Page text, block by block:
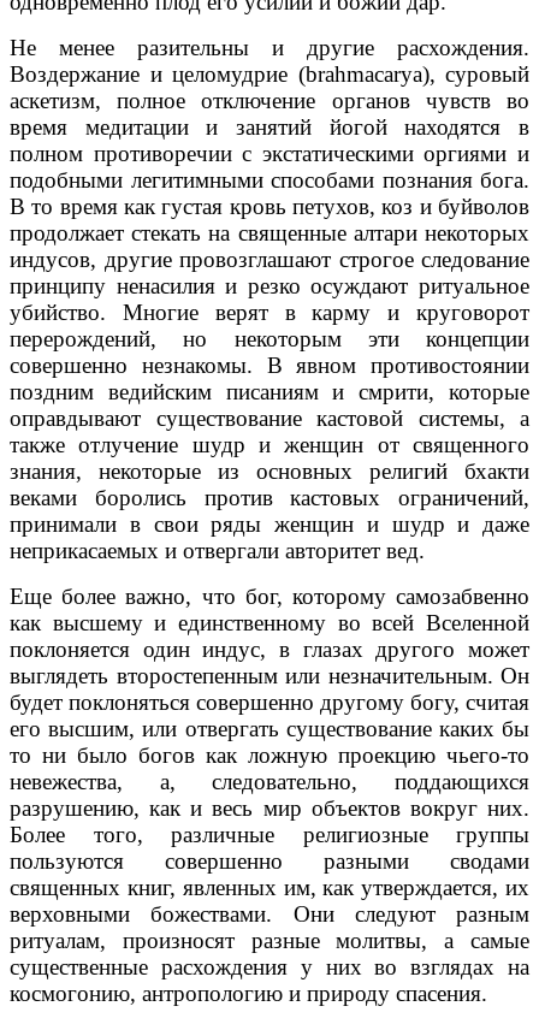
Не менее разительны и другие расхождения.
Воздержание и целомудрие (brahmacarya), суровый
аскетизм, полное отключение органов чувств во
время медитации и занятий йогой находятся в
полном противоречии с экстатическими оргиями и
подобными легитимными способами познания бога.
В то время как густая кровь петухов, коз и буйволов
продолжает стекать на священные алтари некоторых
индусов, другие провозглашают строгое следование
принципу ненасилия и резко осуждают ритуальное
убийство. Многие верят в карму и круговорот
перерождений, но некоторым эти концепции
совершенно незнакомы. В явном противостоянии
поздним ведийским писаниям и смрити, которые
оправдывают существование кастовой системы, а
также отлучение шудр и женщин от священного
знания, некоторые из основных религий бхакти
веками боролись против кастовых ограничений,
принимали в свои ряды женщин и шудр и даже
неприкасаемых и отвергали авторитет вед.
Еще более важно, что бог, которому самозабвенно
как высшему и единственному во всей Вселенной
поклоняется один индус, в глазах другого может
выглядеть второстепенным или незначительным. Он
будет поклоняться совершенно другому богу, считая
его высшим, или отвергать существование каких бы
то ни было богов как ложную проекцию чьего-то
невежества, а, следовательно, поддающихся
разрушению, как и весь мир объектов вокруг них.
Более того, различные религиозные группы
пользуются совершенно разными сводами
священных книг, явленных им, как утверждается, их
верховными божествами. Они следуют разным
ритуалам, произносят разные молитвы, а самые
существенные расхождения у них во взглядах на
космогонию, антропологию и природу спасения.